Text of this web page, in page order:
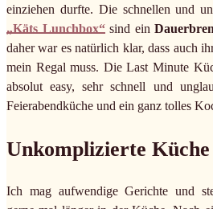
einziehen durfte. Die schnellen und
„Käts Lunchbox“sind ein
daher war es natürlich klar, dass auch
mein Regal muss. Die Last Minute
absolut easy, sehr schnell und
Feierabendküche und ein ganz tolles
Unkomplizierte Küche
Ich mag aufwendige Gerichte und